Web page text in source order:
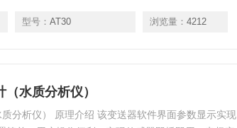
型号： AT30 浏览量： 4212
水质分析仪）
分析仪） 原理介绍 该变送器软件界面参数显示实现